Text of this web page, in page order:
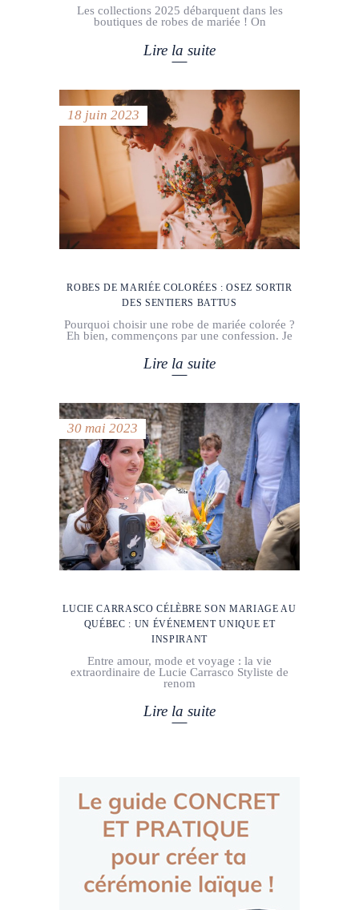
Les collections 2025 débarquent dans les
boutiques de robes de mariée ! On
Lire la suite
18 juin 2023
ROBES DE MARIÉE COLORÉES : OSEZ SORTIR
DES SENTIERS BATTUS
Pourquoi choisir une robe de mariée colorée ?
Eh bien, commençons par une confession. Je
Lire la suite
30 mai 2023
LUCIE CARRASCO CÉLÈBRE SON MARIAGE AU
QUÉBEC : UN ÉVÉNEMENT UNIQUE ET
INSPIRANT
Entre amour, mode et voyage : la vie
extraordinaire de Lucie Carrasco Styliste de
renom
Lire la suite